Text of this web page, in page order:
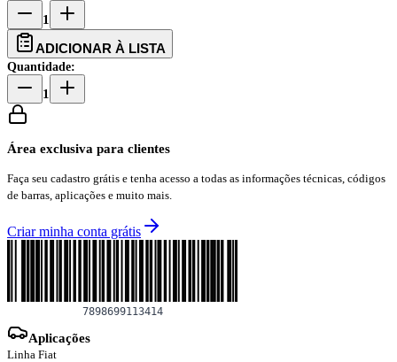
1
ADICIONAR À LISTA
Quantidade:
1
Área exclusiva para clientes
Faça seu cadastro grátis e tenha acesso a todas as informações técnicas, códigos
de barras, aplicações e muito mais.
Criar minha conta grátis
Aplicações
Linha Fiat